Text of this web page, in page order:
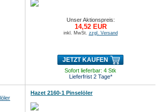
Unser Aktionspreis:
14,52 EUR
inkl. MwSt. zzgl. Versand
JETZT KAUFEN
Sofort lieferbar: 4 Stk
Lieferfrist 2 Tage*
Hazet 2160-1 Pinselöler